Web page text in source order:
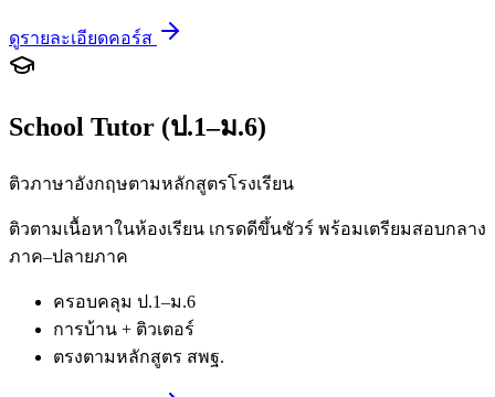
ดูรายละเอียดคอร์ส
School Tutor (ป.1–ม.6)
ติวภาษาอังกฤษตามหลักสูตรโรงเรียน
ติวตามเนื้อหาในห้องเรียน เกรดดีขึ้นชัวร์ พร้อมเตรียมสอบกลาง
ภาค–ปลายภาค
ครอบคลุม ป.1–ม.6
การบ้าน + ติวเตอร์
ตรงตามหลักสูตร สพฐ.